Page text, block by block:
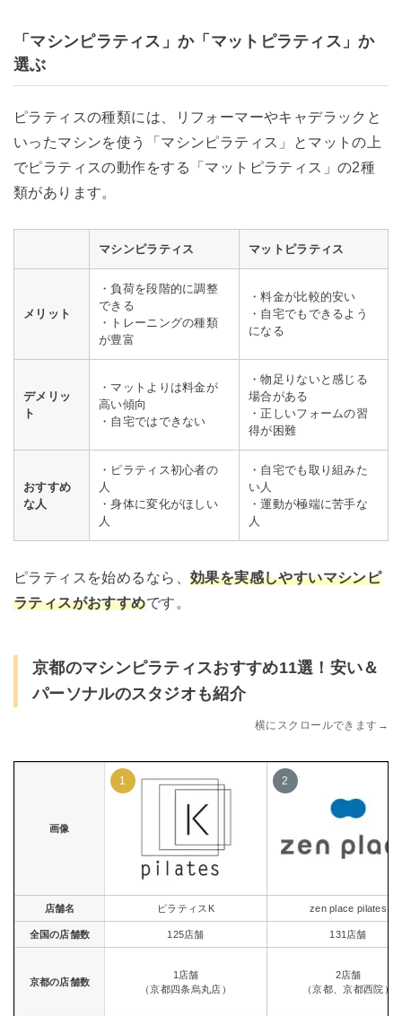
「マシンピラティス」か「マットピラティス」か
選ぶ
ピラティスの種類には、リフォーマーやキャデラックと
いったマシンを使う「マシンピラティス」とマットの上
でピラティスの動作をする「マットピラティス」の2種
類があります。
マシンピラティス マットピラティス
メリット
・負荷を段階的に調整
できる
・トレーニングの種類
が豊富
・料金が比較的安い
・自宅でもできるよう
になる
デメリッ
ト
・マットよりは料金が
高い傾向
・自宅ではできない
・物足りないと感じる
場合がある
・正しいフォームの習
得が困難
おすすめ
な人
・ピラティス初心者の
人
・身体に変化がほしい
人
・自宅でも取り組みた
い人
・運動が極端に苦手な
人
ピラティスを始めるなら、 効果を実感しやすいマシンピ
ラティスがおすすめです。
京都のマシンピラティスおすすめ11選！安い＆
パーソナルのスタジオも紹介
横にスクロールできます→
画像
店舗名 ピラティスK zen place pilates
全国の店舗数 125店舗 131店舗
京都の店舗数
1店舗
（京都四条烏丸店）
2店舗
（京都、京都西院）